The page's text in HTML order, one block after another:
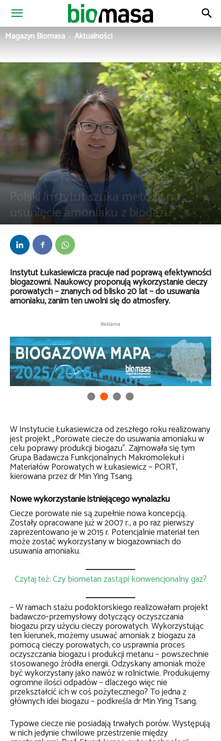
Magazyn
Magazyn Biomasa Aktualności
Aktualności Biogaz Wiadomości z Polski
Polski instytut szuka metody na
usunięcie amoniaku z biogazu
Instytut Łukasiewicza pracuje nad poprawą efektywności
biogazowni. Naukowcy proponują wykorzystanie cieczy
porowatych – znanych od blisko 20 lat – do usuwania
amoniaku, zanim ten uwolni się do atmosfery.
Reklama
W Instytucie Łukasiewicza od zeszłego roku realizowany
jest projekt „Porowate ciecze do usuwania amoniaku w
celu poprawy produkcji biogazu”. Zajmowała się tym
Grupa Badawcza Funkcjonalnych Makromolekuł i
Materiałów Porowatych w Łukasiewicz – PORT,
kierowana przez dr Min Ying Tsang.
Nowe wykorzystanie istniejącego wynalazku
Ciecze porowate nie są zupełnie nowa koncepcją.
Zostały opracowane już w 2007 r., a po raz pierwszy
zaprezentowano je w 2015 r. Potencjalnie materiał ten
może zostać wykorzystany w biogazowniach do
usuwania amoniaku.
Czytaj też: Czy biometan zastąpi konwencjonalny gaz?
– W ramach stażu podoktorskiego realizowałam projekt
badawczo-przemysłowy dotyczący oczyszczania
biogazu przy użyciu cieczy porowatych. Wykorzystując
ten kierunek, możemy usuwać amoniak z biogazu za
pomocą cieczy porowatych, co usprawnia proces
oczyszczania biogazu i produkcji metanu – powszechnie
stosowanego źródła energii. Odzyskany amoniak może
być wykorzystany jako nawóz w rolnictwie. Produkujemy
ogromne ilości odpadów – dlaczego więc nie
przekształcić ich w coś pożytecznego? To jedna z
głównych idei biogazu – podkreśla dr Min Ying Tsang.
Typowe ciecze nie posiadają trwałych porów. Występują
w nich jedynie chwilowe przestrzenie między